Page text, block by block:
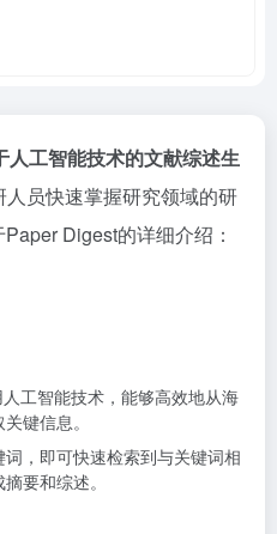
人工智能技术的文献综述生
人员快速掌握研究领域的研
Digest的详细介绍：
工智能技术，能够高效地从海
键信息。
，即可快速检索到与关键词相
要和综述。